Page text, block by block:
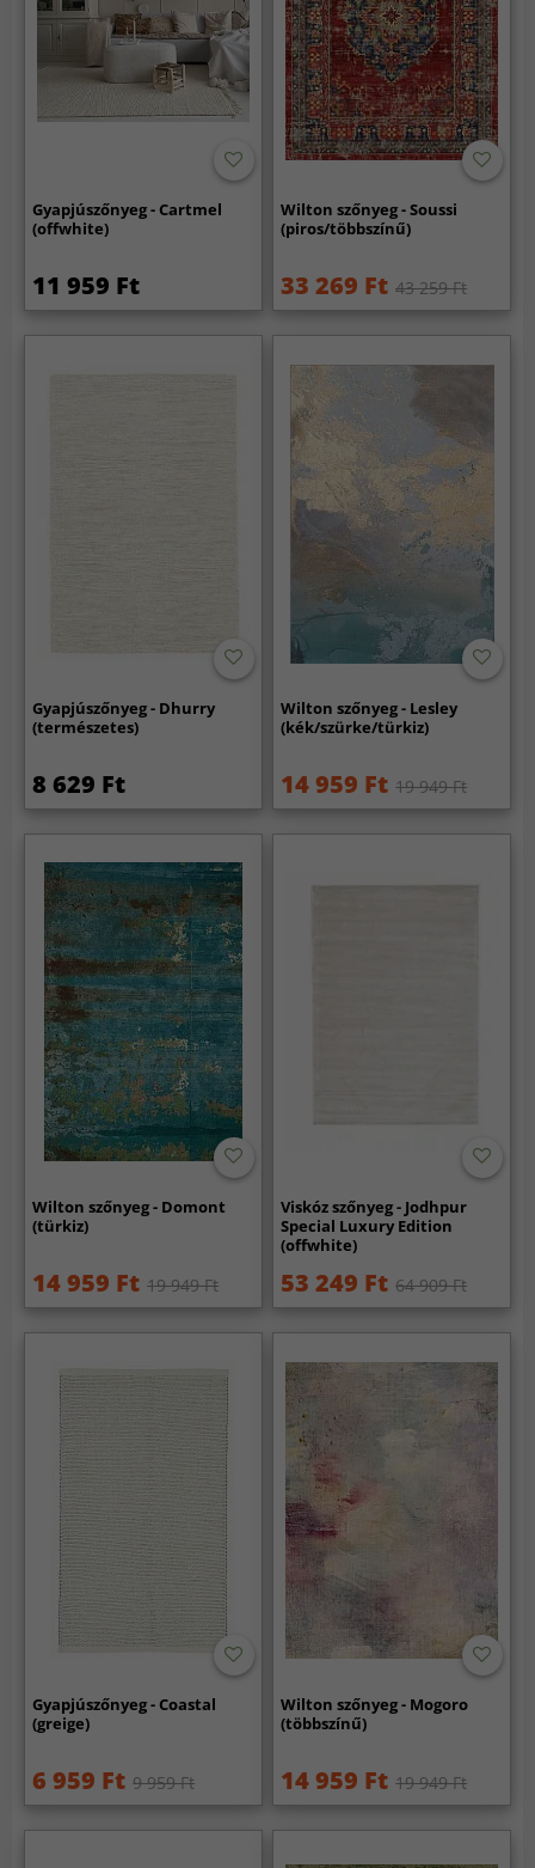
Gyapjúszőnyeg - Cartmel
(offwhite)
11 959 Ft
Wilton szőnyeg - Soussi
(piros/többszínű)
33 269 Ft 43 259 Ft
Gyapjúszőnyeg - Dhurry
(természetes)
8 629 Ft
Wilton szőnyeg - Lesley
(kék/szürke/türkiz)
14 959 Ft 19 949 Ft
Wilton szőnyeg - Domont
(türkiz)
14 959 Ft 19 949 Ft
Viskóz szőnyeg - Jodhpur
Special Luxury Edition
(offwhite)
53 249 Ft 64 909 Ft
Gyapjúszőnyeg - Coastal
(greige)
6 959 Ft 9 959 Ft
Wilton szőnyeg - Mogoro
(többszínű)
14 959 Ft 19 949 Ft